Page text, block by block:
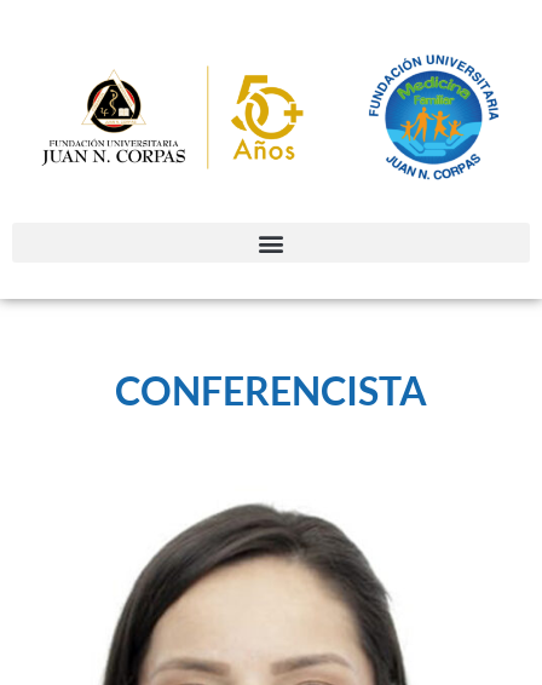
CONFERENCISTA